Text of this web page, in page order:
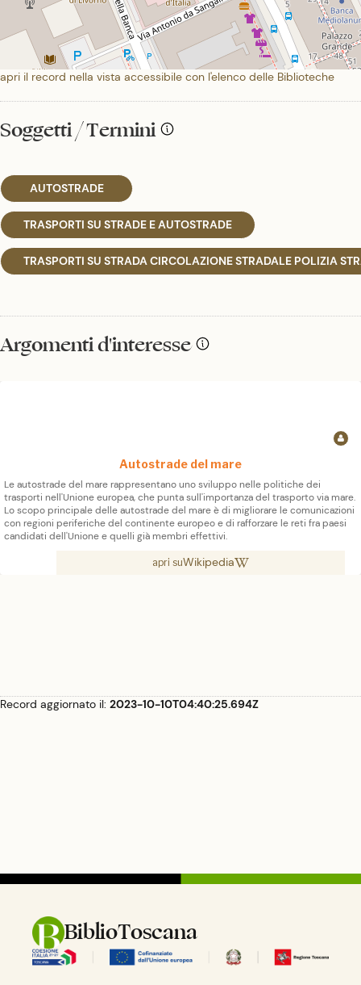
apri il record nella vista accessibile con l'elenco delle Biblioteche
Soggetti / Termini
AUTOSTRADE
TRASPORTI SU STRADE E AUTOSTRADE
TRASPORTI SU STRADA CIRCOLAZIONE STRADALE POLIZIA
Argomenti d'interesse
Autostrade del mare
Le autostrade del mare rappresentano uno sviluppo nelle politiche dei
trasporti nell'Unione europea, che punta sull'importanza del trasporto via mare.
Lo scopo principale delle autostrade del mare è di migliorare le comunicazioni
con regioni periferiche del continente europeo e di rafforzare le reti fra paesi
candidati dell'Unione e quelli già membri effettivi.
apri suWikipedia
Record aggiornato il: 2023-10-10T04:40:25.694Z
BiblioToscana